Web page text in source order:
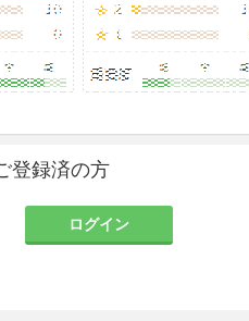
することにより、降圧作用及
者では投与量、投与間隔の調
登録済の方
ログイン